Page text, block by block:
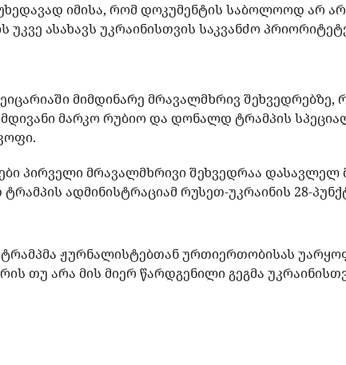
იმისა, რომ დოკუმენტის საბოლოოდ არ
ასახავს უკრაინისთვის საკვანძო
მიმდინარე მრავალმხრივ
მარკო რუბიო და დონალდ ტრამპის
პირველი მრავალმხრივი შეხვედრაა დასავლელ
ადმინისტრაციამ რუსეთ-უკრაინის 28-
ჟურნალისტებთან ურთიერთობისას
თუ არა მის მიერ წარდგენილი გეგმა